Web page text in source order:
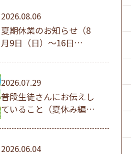
2026.08.06
夏期休業のお知らせ（8
月9日（日）～16日
2026.07.29
普段生徒さんにお伝えし
ていること（夏休み編
①）
2026.06.04